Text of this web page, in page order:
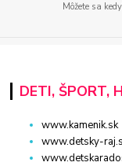
Môžete sa
DETI, ŠPORT,
www.kamenik.sk
www.detsky-